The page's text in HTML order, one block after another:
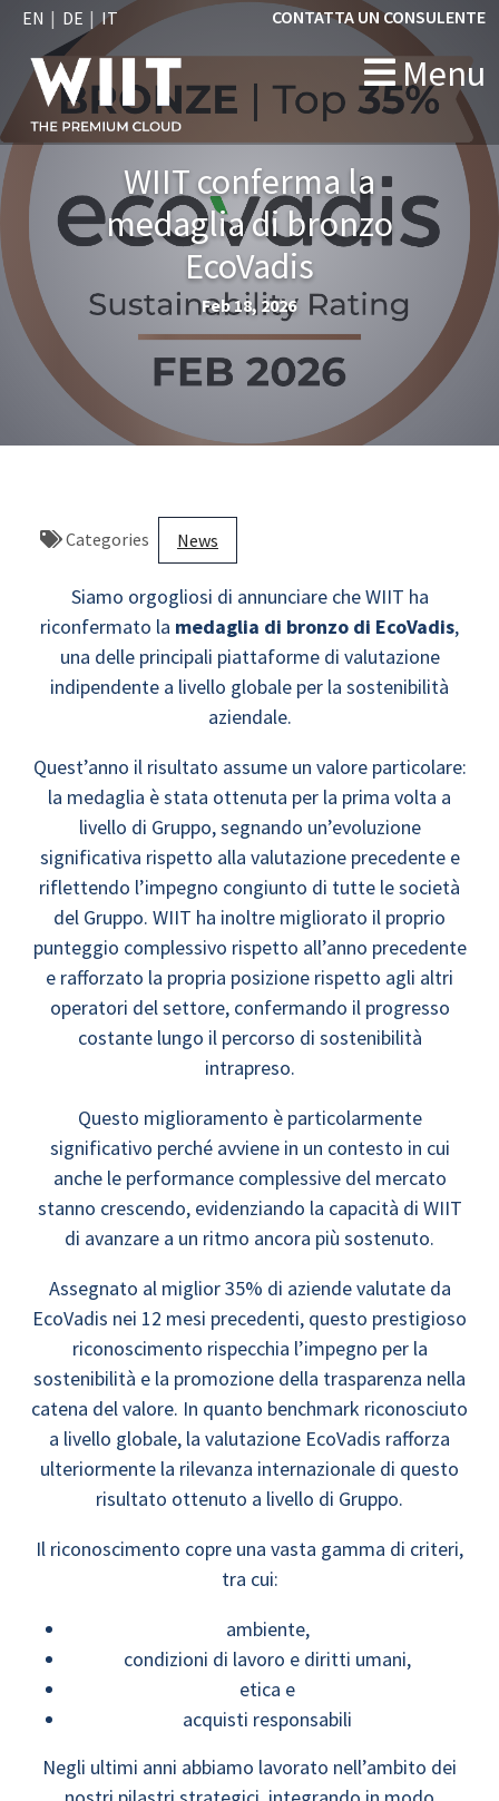
EN DE IT
Menu
CONTATTA UN CONSULENTE
WIIT conferma la
medaglia di bronzo
EcoVadis
Feb 18, 2026
Categories News
Siamo orgogliosi di annunciare che WIIT ha
riconfermato la medaglia di bronzo di EcoVadis,
una delle principali piattaforme di valutazione
indipendente a livello globale per la sostenibilità
aziendale.
Quest’anno il risultato assume un valore particolare:
la medaglia è stata ottenuta per la prima volta a
livello di Gruppo, segnando un’evoluzione
significativa rispetto alla valutazione precedente e
riflettendo l’impegno congiunto di tutte le società
del Gruppo. WIIT ha inoltre migliorato il proprio
punteggio complessivo rispetto all’anno precedente
e rafforzato la propria posizione rispetto agli altri
operatori del settore, confermando il progresso
costante lungo il percorso di sostenibilità
intrapreso.
Questo miglioramento è particolarmente
significativo perché avviene in un contesto in cui
anche le performance complessive del mercato
stanno crescendo, evidenziando la capacità di WIIT
di avanzare a un ritmo ancora più sostenuto.
Assegnato al miglior 35% di aziende valutate da
EcoVadis nei 12 mesi precedenti, questo prestigioso
riconoscimento rispecchia l’impegno per la
sostenibilità e la promozione della trasparenza nella
catena del valore. In quanto benchmark riconosciuto
a livello globale, la valutazione EcoVadis rafforza
ulteriormente la rilevanza internazionale di questo
risultato ottenuto a livello di Gruppo.
Il riconoscimento copre una vasta gamma di criteri,
tra cui:
ambiente,
condizioni di lavoro e diritti umani,
etica e
acquisti responsabili
Negli ultimi anni abbiamo lavorato nell’ambito dei